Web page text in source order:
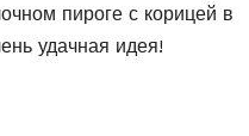
пироге с корицей в
удачная идея!